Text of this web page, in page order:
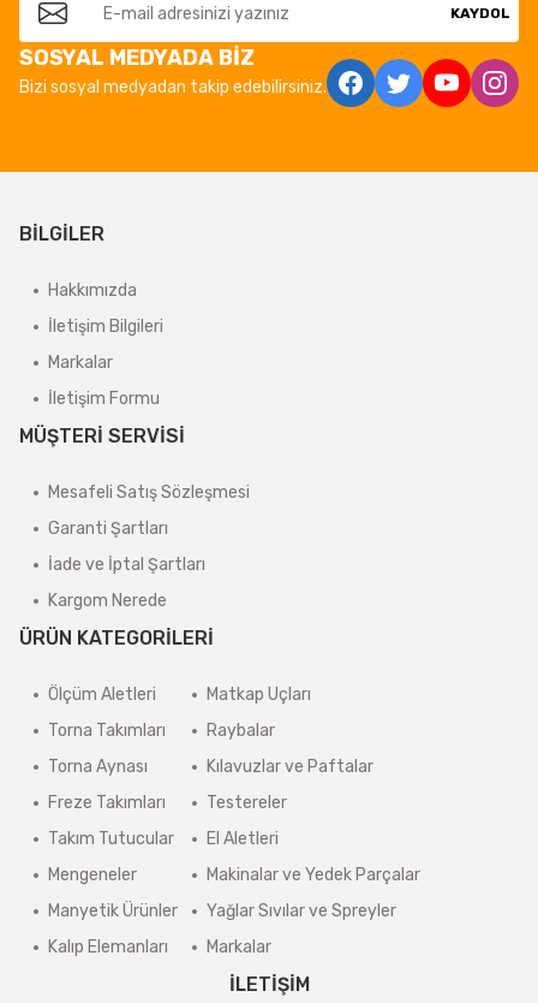
KAYDOL
SOSYAL MEDYADA BİZ
Bizi sosyal medyadan takip edebilirsiniz.
BİLGİLER
Hakkımızda
İletişim Bilgileri
Markalar
İletişim Formu
MÜŞTERİ SERVİSİ
Mesafeli Satış Sözleşmesi
Garanti Şartları
İade ve İptal Şartları
Kargom Nerede
ÜRÜN KATEGORİLERİ
Ölçüm Aletleri
Torna Takımları
Torna Aynası
Freze Takımları
Takım Tutucular
Mengeneler
Manyetik Ürünler
Kalıp Elemanları
Matkap Uçları
Raybalar
Kılavuzlar ve Paftalar
Testereler
El Aletleri
Makinalar ve Yedek Parçalar
Yağlar Sıvılar ve Spreyler
Markalar
İLETİŞİM